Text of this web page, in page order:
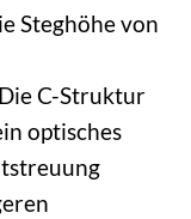
Steghöhe von
C-Struktur
optisches